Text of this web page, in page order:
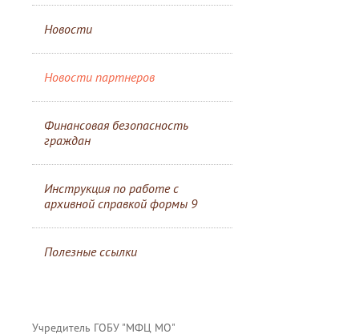
Новости
Новости партнеров
Финансовая безопасность
граждан
Инструкция по работе с
архивной справкой формы 9
Полезные ссылки
Учредитель ГОБУ "МФЦ МО"